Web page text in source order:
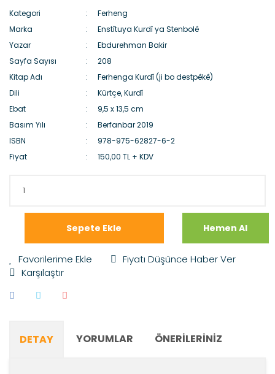
Kategori
Ferheng
Marka
Enstîtuya Kurdî ya Stenbolê
Yazar
Ebdurehman Bakir
Sayfa Sayısı
208
Kitap Adı
Ferhenga Kurdî (ji bo destpêkê)
Dili
Kürtçe, Kurdî
Ebat
9,5 x 13,5 cm
Basım Yılı
Berfanbar 2019
ISBN
978-975-62827-6-2
Fiyat
150,00 TL + KDV
Sepete Ekle Hemen Al
Fiyatı Düşünce Haber Ver
Karşılaştır
DETAY YORUMLAR ÖNERILERINIZ